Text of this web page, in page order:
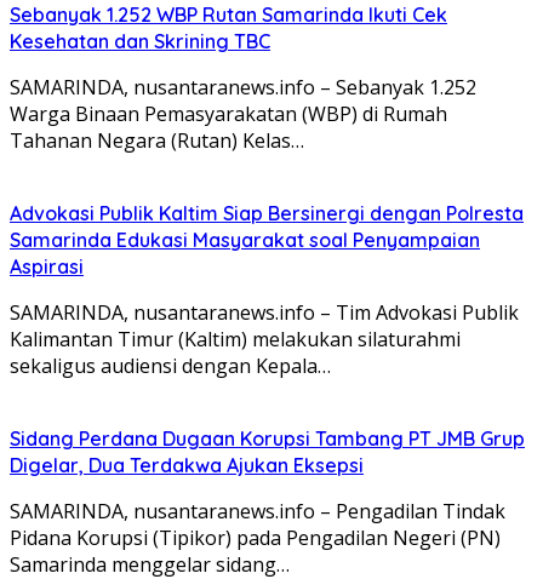
Sebanyak 1.252 WBP Rutan Samarinda Ikuti Cek
Kesehatan dan Skrining TBC
SAMARINDA, nusantaranews.info – Sebanyak 1.252
Warga Binaan Pemasyarakatan (WBP) di Rumah
Tahanan Negara (Rutan) Kelas…
Advokasi Publik Kaltim Siap Bersinergi dengan Polresta
Samarinda Edukasi Masyarakat soal Penyampaian
Aspirasi
SAMARINDA, nusantaranews.info – Tim Advokasi Publik
Kalimantan Timur (Kaltim) melakukan silaturahmi
sekaligus audiensi dengan Kepala…
Sidang Perdana Dugaan Korupsi Tambang PT JMB Grup
Digelar, Dua Terdakwa Ajukan Eksepsi
SAMARINDA, nusantaranews.info – Pengadilan Tindak
Pidana Korupsi (Tipikor) pada Pengadilan Negeri (PN)
Samarinda menggelar sidang…